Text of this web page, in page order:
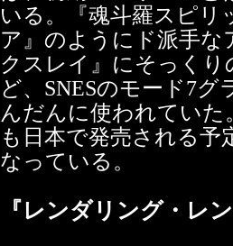
いる。『魂斗羅スピリ
ア』のようにド派手
クスレイ』にそっく
ど、SNESのモード7
んだんに使われてい
も日本で発売される
なっている。
『レンダリング・レ